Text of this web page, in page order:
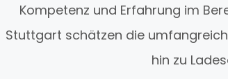
Kompetenz und Erfahrung im
Stuttgart schätzen die
hin zu